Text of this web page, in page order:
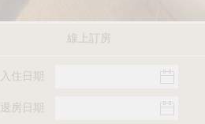
線上訂房
入住日期
退房日期